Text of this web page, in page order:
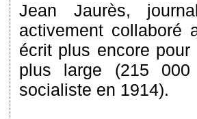
Jean Jaurès,
activement
écrit plus encore
plus large (215
socialiste en 1914).